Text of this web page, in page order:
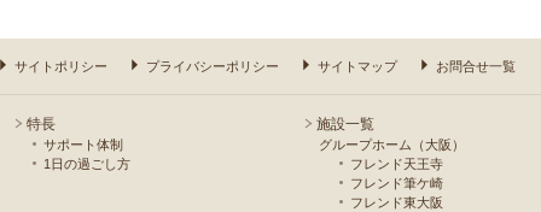
サイトポリシー プライバシーポリシー サイトマップ お問合せ一覧
特長
サポート体制
1日の過ごし方
施設一覧
グループホーム（大阪）
フレンド天王寺
フレンド筆ケ崎
フレンド東大阪